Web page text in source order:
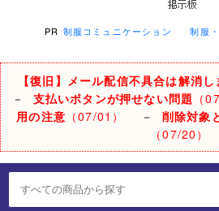
PR 制服コミュニケーション 制服
【復旧】メール配信不具合は解消し
－ 支払いボタンが押せない問題 （
用の注意 （07/01） － 削除対象
（07/20）